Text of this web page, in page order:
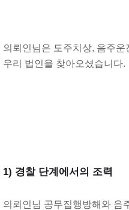
의뢰인님은 도주치상, 음주
우리 법인을 찾아오셨습니다.
1) 경찰 단계에서의 조력
의뢰인님 공무집행방해와 음